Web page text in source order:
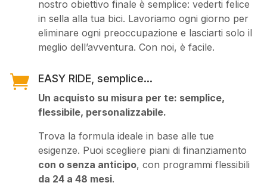
nostro obiettivo finale è semplice: vederti felice
in sella alla tua bici. Lavoriamo ogni giorno per
eliminare ogni preoccupazione e lasciarti solo il
meglio dell’avventura. Con noi, è facile.
 EASY RIDE, semplice...
Un acquisto su misura per te: semplice,
flessibile, personalizzabile.
Trova la formula ideale in base alle tue
esigenze. Puoi scegliere piani di finanziamento
con o senza anticipo, con programmi flessibili
da 24 a 48 mesi.